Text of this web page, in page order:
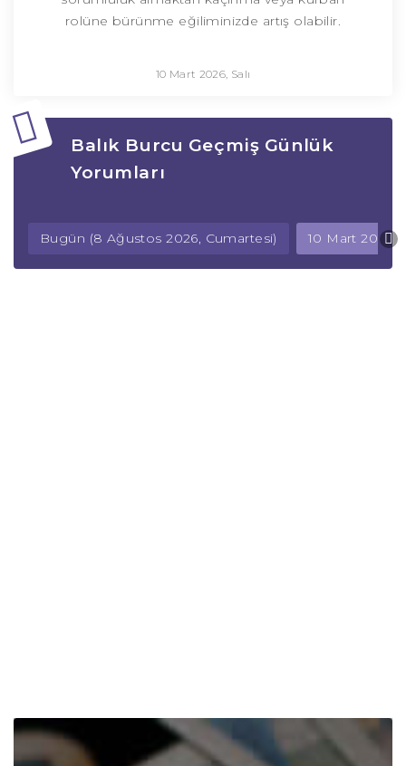
rolüne bürünme eğiliminizde artış olabilir.
10 Mart 2026, Salı
Balık Burcu Geçmiş Günlük
Yorumları
Bugün (8 Ağustos 2026, Cumartesi) 10 Mart 2026,